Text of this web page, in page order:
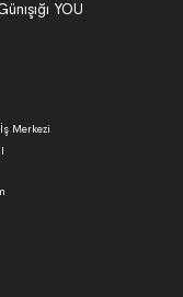
Merkezi